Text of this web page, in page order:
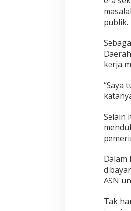
publik.
kerja
“Saya
Selain
Dalam
ASN
Tak